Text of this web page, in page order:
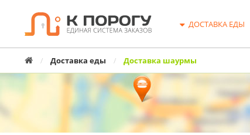
ДОСТАВКА ЕДЫ
ГлавнаяДоставка еды Доставка шаурмы